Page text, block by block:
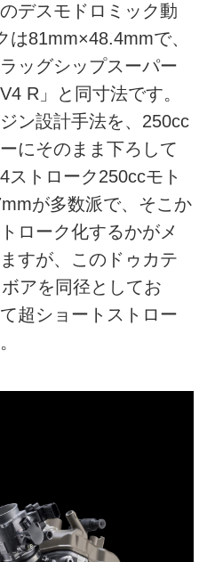
デスモドロミック動
81mm×48.4mmで、
ッグシップスーパー
R」と同寸法です。
ン設計手法を、250cc
にそのまま下ろして
ストローク250ccモト
が多数派で、そこか
ローク化するかがメ
すが、このドゥカテ
アを同径としてお
超ショートストロー